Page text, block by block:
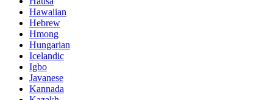
Hawaiian
Hebrew
Hmong
Hungarian
Icelandic
Igbo
Javanese
Kannada